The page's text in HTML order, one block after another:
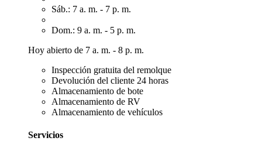
Sáb.: 7 a. m. - 7 p. m.
Dom.: 9 a. m. - 5 p. m.
Hoy abierto de 7 a. m. - 8 p. m.
Inspección gratuita del remolque
Devolución del cliente 24 horas
Almacenamiento de bote
Almacenamiento de RV
Almacenamiento de vehículos
Servicios